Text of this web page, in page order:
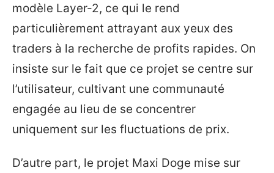
modèle Layer-2, ce qui le rend
particulièrement attrayant aux yeux des
traders à la recherche de profits rapides. On
insiste sur le fait que ce projet se centre sur
l’utilisateur, cultivant une communauté
engagée au lieu de se concentrer
uniquement sur les fluctuations de prix.
D’autre part, le projet Maxi Doge mise sur